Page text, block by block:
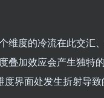
度的冷流在此交汇
加效应会产生独特
界面处发生折射导致